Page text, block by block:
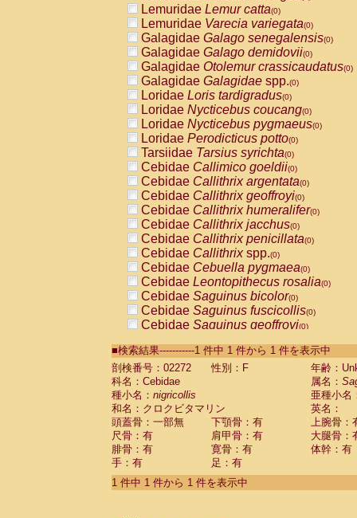
Lemuridae Lemur catta(0)
Lemuridae Varecia variegata(0)
Galagidae Galago senegalensis(0)
Galagidae Galago demidovii(0)
Galagidae Otolemur crassicaudatus(0)
Galagidae Galagidae spp.(0)
Loridae Loris tardigradus(0)
Loridae Nycticebus coucang(0)
Loridae Nycticebus pygmaeus(0)
Loridae Perodicticus potto(0)
Tarsiidae Tarsius syrichta(0)
Cebidae Callimico goeldii(0)
Cebidae Callithrix argentata(0)
Cebidae Callithrix geoffroyi(0)
Cebidae Callithrix humeralifer(0)
Cebidae Callithrix jacchus(0)
Cebidae Callithrix penicillata(0)
Cebidae Callithrixspp.(0)
Cebidae Cebuella pygmaea(0)
Cebidae Leontopithecus rosalia(0)
Cebidae Saguinus bicolor(0)
Cebidae Saguinus fuscicollis(0)
Cebidae Saguinus geoffroyi(0)
CebidaeSaguinus labiatus(0)
Cebidae Saguinus leucopus (0)
Cebidae
CebidaeSaguinus mystax
CebidaeSaguinus nigricollis (1)
Cebidae Saguinus oedipus
Cebidae Saguinus weddelli
Cebidae Saguinusspp.
Cebidae Aotus trivirgatus
Cebidae Cebus albifrons
■検索結果-----------1 件中 1 件から 1 件を表示中
剖検番号：02272
性別：F
年齢：
科名：Cebidae
属名：
種小名： nigricollis
亜種小名
和名：クロクビタマリン
英名：
頭蓋骨：一部無
下顎骨：有
上腕骨：
尺骨：有
肩甲骨：有
大腿骨：
腓骨：有
寛骨：有
体幹：有
手：有
足：有
1 件中 1 件から 1 件を表示中